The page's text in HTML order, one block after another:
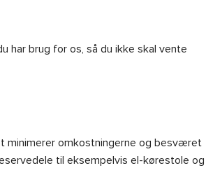
har brug for os, så du ikke skal vente
minimerer omkostningerne og besværet
til eksempelvis el-kørestole og